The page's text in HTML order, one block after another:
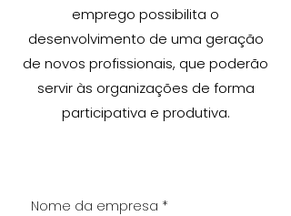
emprego possibilita o
desenvolvimento de uma geração
de novos profissionais, que poderão
servir às organizações de forma
participativa e produtiva.
Nome da empresa *